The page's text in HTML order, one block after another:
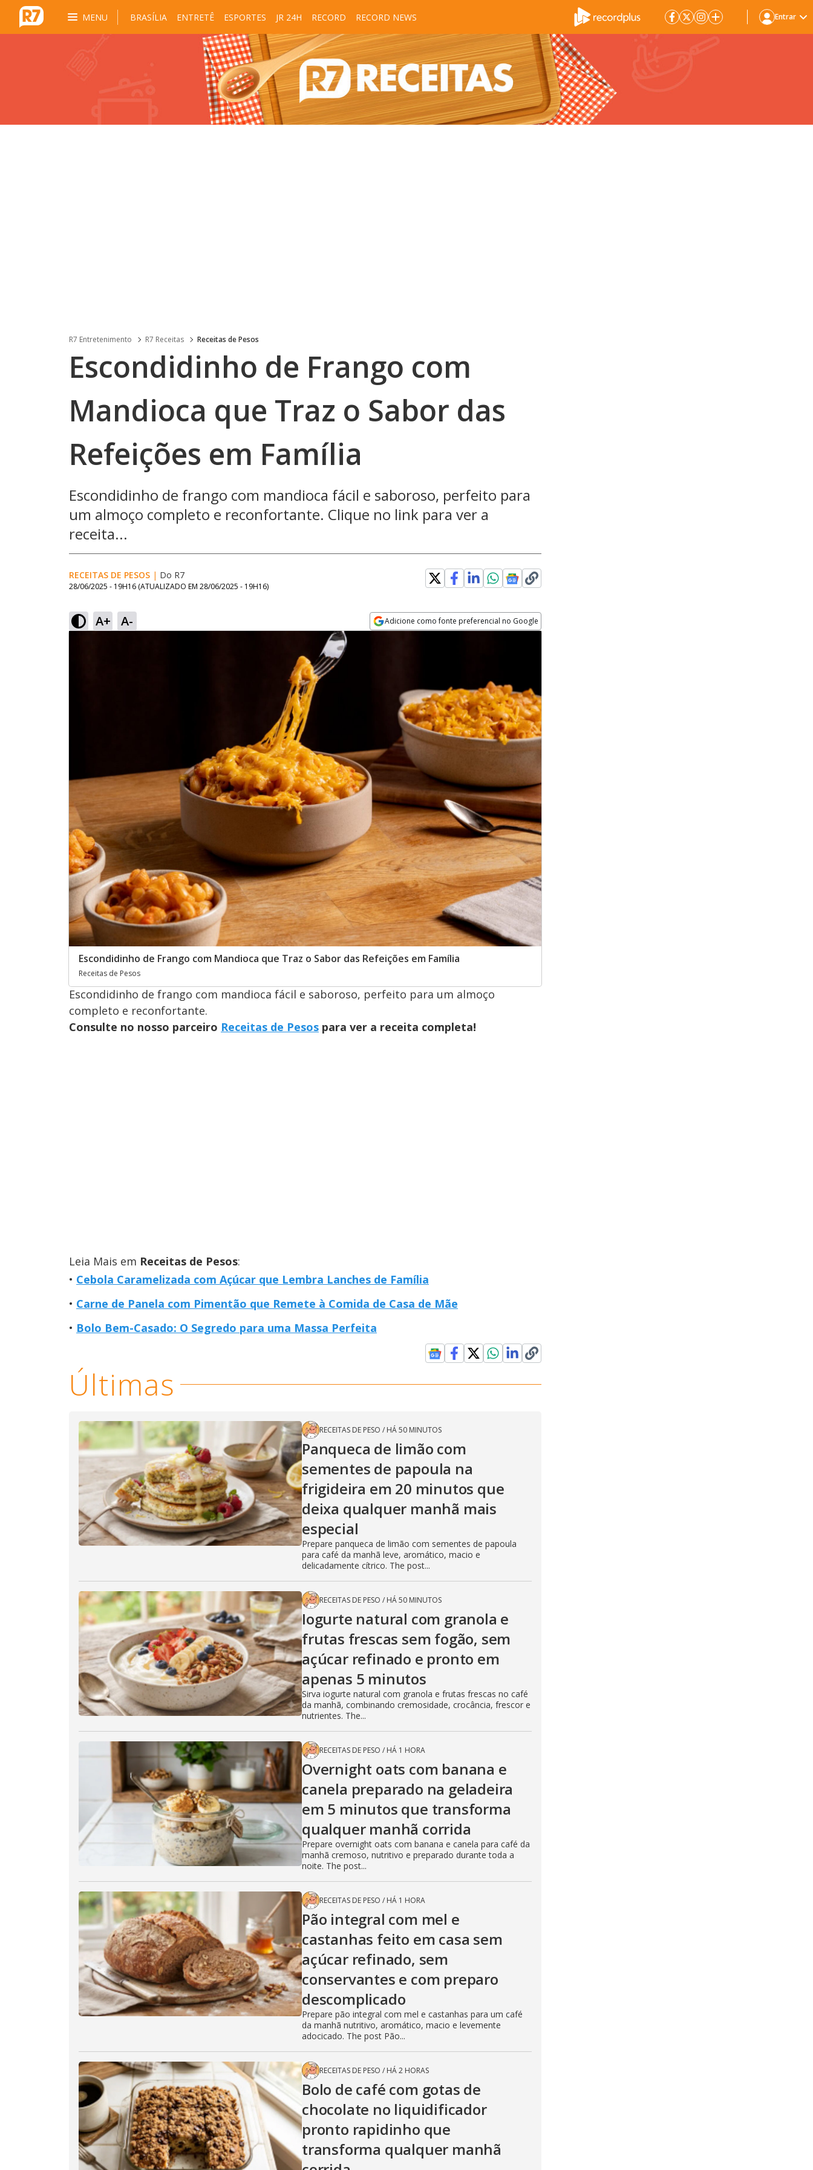
MENU BRASÍLIA ENTRETÊ ESPORTES JR 24H RECORD RECORD NEWS Entrar
R7 Entretenimento R7 Receitas Receitas de Pesos
Escondidinho de Frango com
Mandioca que Traz o Sabor das
Refeições em Família
Escondidinho de frango com mandioca fácil e saboroso, perfeito para
um almoço completo e reconfortante. Clique no link para ver a
receita...
RECEITAS DE PESOS | Do R7
28/06/2025 - 19H16 (ATUALIZADO EM 28/06/2025 - 19H16)
A+ A- Adicione como fonte preferencial no Google
Escondidinho de Frango com Mandioca que Traz o Sabor das Refeições em Família
Receitas de Pesos
Escondidinho de frango com mandioca fácil e saboroso, perfeito para um almoço
completo e reconfortante.
Consulte no nosso parceiro Receitas de Pesos para ver a receita completa!
Leia Mais em Receitas de Pesos:
Cebola Caramelizada com Açúcar que Lembra Lanches de Família
Carne de Panela com Pimentão que Remete à Comida de Casa de Mãe
Bolo Bem-Casado: O Segredo para uma Massa Perfeita
Últimas
RECEITAS DE PESO / HÁ 50 MINUTOS
Panqueca de limão com
sementes de papoula na
frigideira em 20 minutos que
deixa qualquer manhã mais
especial
Prepare panqueca de limão com sementes de papoula
para café da manhã leve, aromático, macio e
delicadamente cítrico. The post...
RECEITAS DE PESO / HÁ 50 MINUTOS
Iogurte natural com granola e
frutas frescas sem fogão, sem
açúcar refinado e pronto em
apenas 5 minutos
Sirva iogurte natural com granola e frutas frescas no café
da manhã, combinando cremosidade, crocância, frescor e
nutrientes. The...
RECEITAS DE PESO / HÁ 1 HORA
Overnight oats com banana e
canela preparado na geladeira
em 5 minutos que transforma
qualquer manhã corrida
Prepare overnight oats com banana e canela para café da
manhã cremoso, nutritivo e preparado durante toda a
noite. The post...
RECEITAS DE PESO / HÁ 1 HORA
Pão integral com mel e
castanhas feito em casa sem
açúcar refinado, sem
conservantes e com preparo
descomplicado
Prepare pão integral com mel e castanhas para um café
da manhã nutritivo, aromático, macio e levemente
adocicado. The post Pão...
RECEITAS DE PESO / HÁ 2 HORAS
Bolo de café com gotas de
chocolate no liquidificador
pronto rapidinho que
transforma qualquer manhã